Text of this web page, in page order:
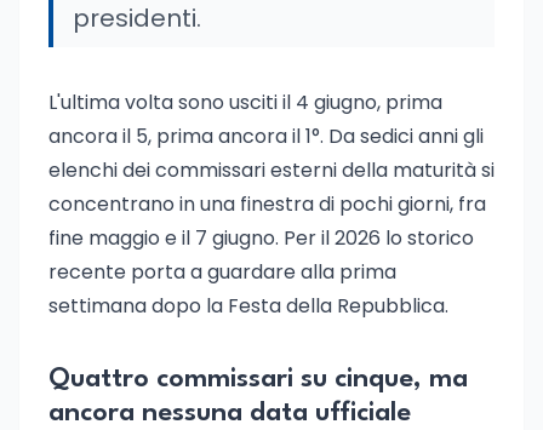
presidenti.
L'ultima volta sono usciti il 4 giugno, prima
ancora il 5, prima ancora il 1°. Da sedici anni gli
elenchi dei commissari esterni della maturità si
concentrano in una finestra di pochi giorni, fra
fine maggio e il 7 giugno. Per il 2026 lo storico
recente porta a guardare alla prima
settimana dopo la Festa della Repubblica.
Quattro commissari su cinque, ma
ancora nessuna data ufficiale